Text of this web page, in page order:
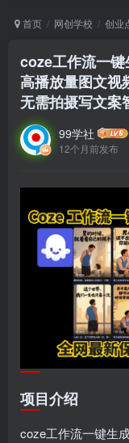
首页 网创学校 创业
coze工作流一
高播放量图文视
无需拍摄写文案
99学社
12个月前发布
项目介绍
coze工作流一键生